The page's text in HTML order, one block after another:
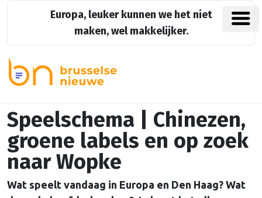
Europa, leuker kunnen we het niet
maken, wel makkelijker.
Speelschema | Chinezen,
groene labels en op zoek
naar Wopke
Wat speelt vandaag in Europa en Den Haag? Wat